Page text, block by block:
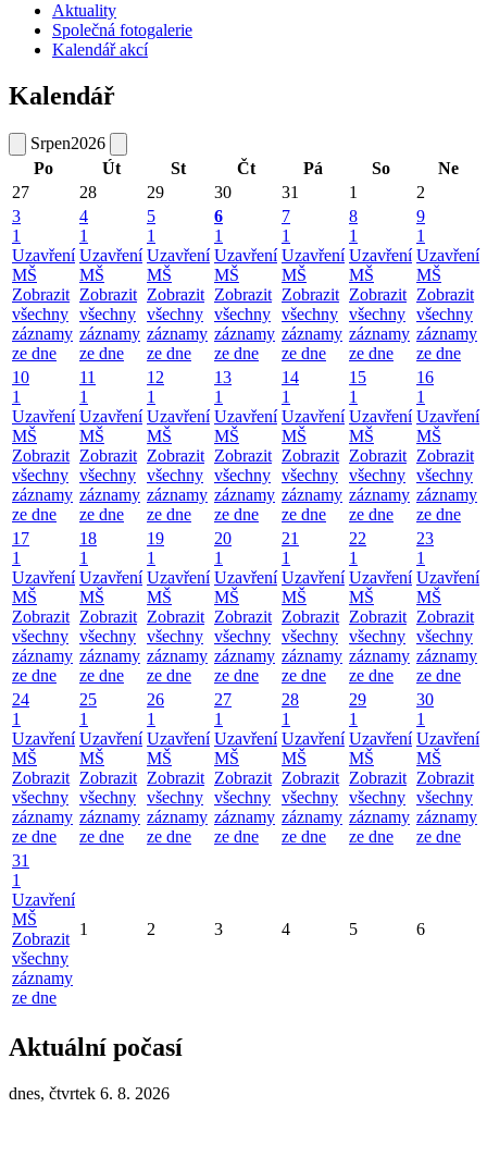
Aktuality
Společná fotogalerie
Kalendář akcí
Kalendář
Srpen2026
Po
Út St Čt Pá So
Ne
27
28 29 30 31 1
2
3
1
Uzavření
MŠ
Zobrazit
všechny
záznamy
ze dne
4
1
Uzavření
MŠ
Zobrazit
všechny
záznamy
ze dne
5
1
Uzavření
MŠ
Zobrazit
všechny
záznamy
ze dne
6
1
Uzavření
MŠ
Zobrazit
všechny
záznamy
ze dne
7
1
Uzavření
MŠ
Zobrazit
všechny
záznamy
ze dne
8
1
Uzavření
MŠ
Zobrazit
všechny
záznamy
ze dne
9
1
Uzavření
MŠ
Zobrazit
všechny
záznamy
ze dne
10
1
Uzavření
MŠ
Zobrazit
všechny
záznamy
ze dne
11
1
Uzavření
MŠ
Zobrazit
všechny
záznamy
ze dne
12
1
Uzavření
MŠ
Zobrazit
všechny
záznamy
ze dne
13
1
Uzavření
MŠ
Zobrazit
všechny
záznamy
ze dne
14
1
Uzavření
MŠ
Zobrazit
všechny
záznamy
ze dne
15
1
Uzavření
MŠ
Zobrazit
všechny
záznamy
ze dne
16
1
Uzavření
MŠ
Zobrazit
všechny
záznamy
ze dne
17
1
Uzavření
MŠ
Zobrazit
všechny
záznamy
ze dne
18
1
Uzavření
MŠ
Zobrazit
všechny
záznamy
ze dne
19
1
Uzavření
MŠ
Zobrazit
všechny
záznamy
ze dne
20
1
Uzavření
MŠ
Zobrazit
všechny
záznamy
ze dne
21
1
Uzavření
MŠ
Zobrazit
všechny
záznamy
ze dne
22
1
Uzavření
MŠ
Zobrazit
všechny
záznamy
ze dne
23
1
Uzavření
MŠ
Zobrazit
všechny
záznamy
ze dne
24
1
Uzavření
MŠ
Zobrazit
všechny
záznamy
ze dne
25
1
Uzavření
MŠ
Zobrazit
všechny
záznamy
ze dne
26
1
Uzavření
MŠ
Zobrazit
všechny
záznamy
ze dne
27
1
Uzavření
MŠ
Zobrazit
všechny
záznamy
ze dne
28
1
Uzavření
MŠ
Zobrazit
všechny
záznamy
ze dne
29
1
Uzavření
MŠ
Zobrazit
všechny
záznamy
ze dne
30
1
Uzavření
MŠ
Zobrazit
všechny
záznamy
ze dne
31
1
Uzavření
MŠ
Zobrazit
všechny
záznamy
ze dne
1 2 3 4 5 6
Aktuální počasí
dnes, čtvrtek 6. 8. 2026